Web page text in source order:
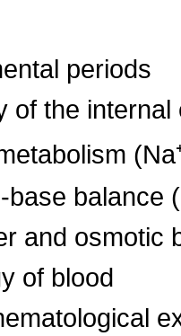
periods
of the internal
base balance
and
of blood